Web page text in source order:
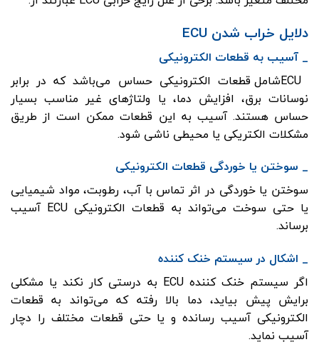
دلایل خراب شدن ECU
_ آسیب به قطعات الکترونیکی
ECUشامل قطعات الکترونیکی حساس می‌باشد که در برابر
نوسانات برق، افزایش دما، یا ولتاژ‌های غیر مناسب بسیار
حساس هستند. آسیب به این قطعات ممکن است از طریق
مشکلات الکتریکی یا محیطی ناشی شود.
_ سوختن یا خوردگی قطعات الکترونیکی
سوختن یا خوردگی در اثر تماس با آب، رطوبت، مواد شیمیایی
یا حتی سوخت می‌تواند به قطعات الکترونیکی ECU آسیب
برساند.
_ اشکال در سیستم خنک کننده
اگر سیستم خنک کننده ECU به درستی کار نکند یا مشکلی
برایش پیش بیاید، دما بالا رفته که می‌تواند به قطعات
الکترونیکی آسیب رسانده و یا حتی قطعات مختلف را دچار
آسیب نماید.